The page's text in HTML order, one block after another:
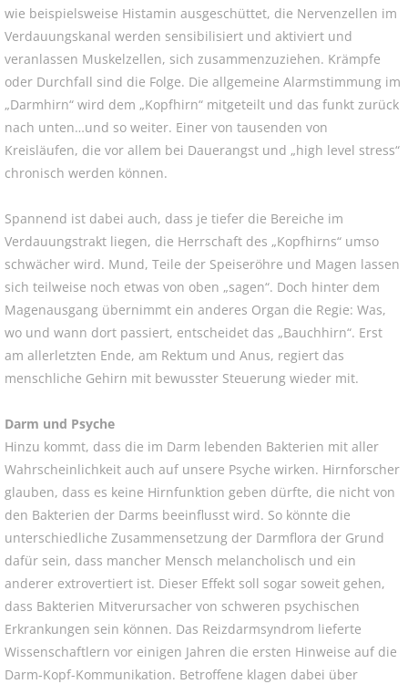
wie beispielsweise Histamin ausgeschüttet, die Nervenzellen im
Verdauungskanal werden sensibilisiert und aktiviert und
veranlassen Muskelzellen, sich zusammenzuziehen. Krämpfe
oder Durchfall sind die Folge. Die allgemeine Alarmstimmung im
„Darmhirn“ wird dem „Kopfhirn“ mitgeteilt und das funkt zurück
nach unten…und so weiter. Einer von tausenden von
Kreisläufen, die vor allem bei Dauerangst und „high level stress“
chronisch werden können.
Spannend ist dabei auch, dass je tiefer die Bereiche im
Verdauungstrakt liegen, die Herrschaft des „Kopfhirns“ umso
schwächer wird. Mund, Teile der Speiseröhre und Magen lassen
sich teilweise noch etwas von oben „sagen“. Doch hinter dem
Magenausgang übernimmt ein anderes Organ die Regie: Was,
wo und wann dort passiert, entscheidet das „Bauchhirn“. Erst
am allerletzten Ende, am Rektum und Anus, regiert das
menschliche Gehirn mit bewusster Steuerung wieder mit.
Darm und Psyche
Hinzu kommt, dass die im Darm lebenden Bakterien mit aller
Wahrscheinlichkeit auch auf unsere Psyche wirken. Hirnforscher
glauben, dass es keine Hirnfunktion geben dürfte, die nicht von
den Bakterien der Darms beeinflusst wird. So könnte die
unterschiedliche Zusammensetzung der Darmflora der Grund
dafür sein, dass mancher Mensch melancholisch und ein
anderer extrovertiert ist. Dieser Effekt soll sogar soweit gehen,
dass Bakterien Mitverursacher von schweren psychischen
Erkrankungen sein können. Das Reizdarmsyndrom lieferte
Wissenschaftlern vor einigen Jahren die ersten Hinweise auf die
Darm-Kopf-Kommunikation. Betroffene klagen dabei über